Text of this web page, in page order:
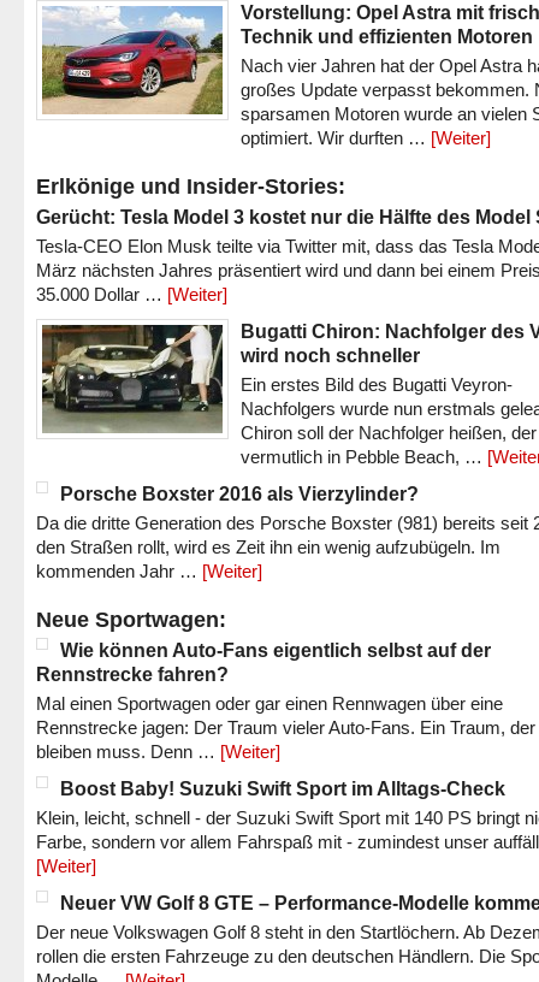
Vorstellung: Opel Astra mit
Technik und effizienten Motoren
Nach vier Jahren hat der Opel Astra
großes Update verpasst bekommen.
sparsamen Motoren wurde an vielen
optimiert. Wir durften … [Weiter]
Erlkönige und Insider-Stories:
Gerücht: Tesla Model 3 kostet nur die Hälfte des Model
Tesla-CEO Elon Musk teilte via Twitter mit, dass das Tesla
März nächsten Jahres präsentiert wird und dann bei einem
35.000 Dollar … [Weiter]
Bugatti Chiron: Nachfolger des
wird noch schneller
Ein erstes Bild des Bugatti Veyron-
Nachfolgers wurde nun erstmals
Chiron soll der Nachfolger heißen, der
vermutlich in Pebble Beach, …
Porsche Boxster 2016 als Vierzylinder?
Da die dritte Generation des Porsche Boxster (981) bereits seit
den Straßen rollt, wird es Zeit ihn ein wenig aufzubügeln. Im
kommenden Jahr … [Weiter]
Neue Sportwagen:
Wie können Auto-Fans eigentlich selbst auf der
Rennstrecke fahren?
Mal einen Sportwagen oder gar einen Rennwagen über eine
Rennstrecke jagen: Der Traum vieler Auto-Fans. Ein Traum,
bleiben muss. Denn … [Weiter]
Boost Baby! Suzuki Swift Sport im Alltags-Check
Klein, leicht, schnell - der Suzuki Swift Sport mit 140 PS bringt
Farbe, sondern vor allem Fahrspaß mit - zumindest unser
[Weiter]
Neuer VW Golf 8 GTE – Performance-Modelle
Der neue Volkswagen Golf 8 steht in den Startlöchern. Ab
rollen die ersten Fahrzeuge zu den deutschen Händlern. Die